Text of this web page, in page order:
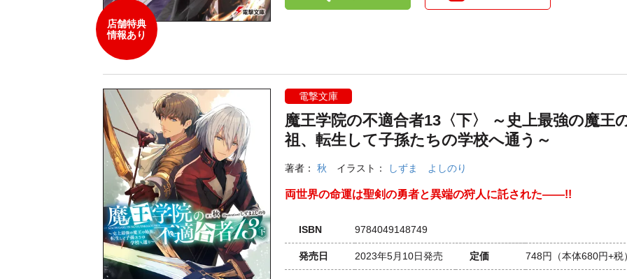
店舗特典
情報あり
電撃文庫
魔王学院の不適合者13〈下〉 ～史上最強の魔王
祖、転生して子孫たちの学校へ通う～
著者： 秋 イラスト： しずま よしのり
両世界の命運は聖剣の勇者と異端の狩人に託された――!!
ISBN 9784049148749
発売日 2023年5月10日発売 定価 748円 （本体680円+税